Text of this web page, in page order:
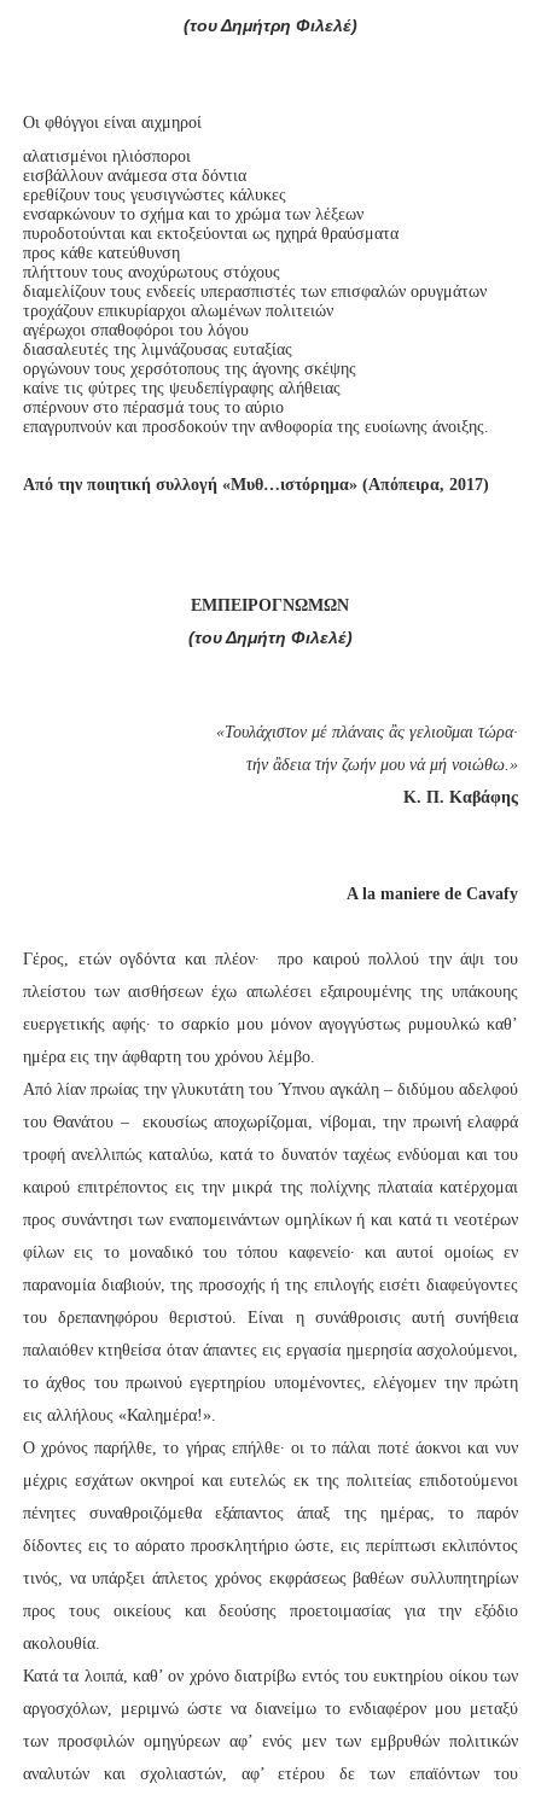
(του Δημήτρη Φιλελέ)
Οι φθόγγοι είναι αιχμηροί
αλατισμένοι ηλιόσποροι
εισβάλλουν ανάμεσα στα δόντια
ερεθίζουν τους γευσιγνώστες κάλυκες
ενσαρκώνουν το σχήμα και το χρώμα των λέξεων
πυροδοτούνται και εκτοξεύονται ως ηχηρά θραύσματα
προς κάθε κατεύθυνση
πλήττουν τους ανοχύρωτους στόχους
διαμελίζουν τους ενδεείς υπερασπιστές των επισφαλών ορυγμάτων
τροχάζουν επικυρίαρχοι αλωμένων πολιτειών
αγέρωχοι σπαθοφόροι του λόγου
διασαλευτές της λιμνάζουσας ευταξίας
οργώνουν τους χερσότοπους της άγονης σκέψης
καίνε τις φύτρες της ψευδεπίγραφης αλήθειας
σπέρνουν στο πέρασμά τους το αύριο
επαγρυπνούν και προσδοκούν την ανθοφορία της ευοίωνης άνοιξης.
Από την ποιητική συλλογή «Μυθ…ιστόρημα» (Απόπειρα, 2017)
ΕΜΠΕΙΡΟΓΝΩΜΩΝ
(του Δημήτη Φιλελέ)
«Τουλάχιστον μέ πλάναις ἂς γελιοῦμαι τώρα∙
τήν ἂδεια τήν ζωήν μου νά μή νοιώθω.»
Κ. Π. Καβάφης
A la maniere de Cavafy
Γέρος, ετών ογδόντα και πλέον∙ προ καιρού πολλού την άψι του
πλείστου των αισθήσεων έχω απωλέσει εξαιρουμένης της υπάκουης
ευεργετικής αφής∙ το σαρκίο μου μόνον αγογγύστως ρυμουλκώ καθ’
ημέρα εις την άφθαρτη του χρόνου λέμβο.
Από λίαν πρωίας την γλυκυτάτη του Ύπνου αγκάλη – διδύμου αδελφού
του Θανάτου – εκουσίως αποχωρίζομαι, νίβομαι, την πρωινή ελαφρά
τροφή ανελλιπώς καταλύω, κατά το δυνατόν ταχέως ενδύομαι και του
καιρού επιτρέποντος εις την μικρά της πολίχνης πλαταία κατέρχομαι
προς συνάντησι των εναπομεινάντων ομηλίκων ή και κατά τι νεοτέρων
φίλων εις το μοναδικό του τόπου καφενείο∙ και αυτοί ομοίως εν
παρανομία διαβιούν, της προσοχής ή της επιλογής εισέτι διαφεύγοντες
του δρεπανηφόρου θεριστού. Είναι η συνάθροισις αυτή συνήθεια
παλαιόθεν κτηθείσα όταν άπαντες εις εργασία ημερησία ασχολούμενοι,
το άχθος του πρωινού εγερτηρίου υπομένοντες, ελέγομεν την πρώτη
εις αλλήλους «Καλημέρα!».
Ο χρόνος παρήλθε, το γήρας επήλθε∙ οι το πάλαι ποτέ άοκνοι και νυν
μέχρις εσχάτων οκνηροί και ευτελώς εκ της πολιτείας επιδοτούμενοι
πένητες συναθροιζόμεθα εξάπαντος άπαξ της ημέρας, το παρόν
δίδοντες εις το αόρατο προσκλητήριο ώστε, εις περίπτωσι εκλιπόντος
τινός, να υπάρξει άπλετος χρόνος εκφράσεως βαθέων συλλυπητηρίων
προς τους οικείους και δεούσης προετοιμασίας για την εξόδιο
ακολουθία.
Κατά τα λοιπά, καθ’ ον χρόνο διατρίβω εντός του ευκτηρίου οίκου των
αργοσχόλων, μεριμνώ ώστε να διανείμω το ενδιαφέρον μου μεταξύ
των προσφιλών ομηγύρεων αφ’ ενός μεν των εμβρυθών πολιτικών
αναλυτών και σχολιαστών, αφ’ ετέρου δε των επαϊόντων του